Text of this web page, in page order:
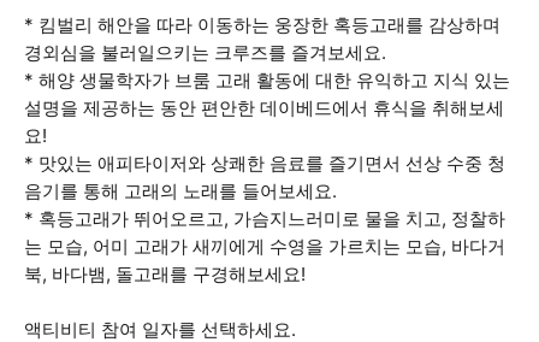
* 킴벌리 해안을 따라 이동하는 웅장한 혹등고래를 감상하며
경외심을 불러일으키는 크루즈를 즐겨보세요.
* 해양 생물학자가 브룸 고래 활동에 대한 유익하고 지식 있는
설명을 제공하는 동안 편안한 데이베드에서 휴식을 취해보세
요!
* 맛있는 애피타이저와 상쾌한 음료를 즐기면서 선상 수중 청
음기를 통해 고래의 노래를 들어보세요.
* 혹등고래가 뛰어오르고, 가슴지느러미로 물을 치고, 정찰하
는 모습, 어미 고래가 새끼에게 수영을 가르치는 모습, 바다거
북, 바다뱀, 돌고래를 구경해보세요!
액티비티 참여 일자를 선택하세요.